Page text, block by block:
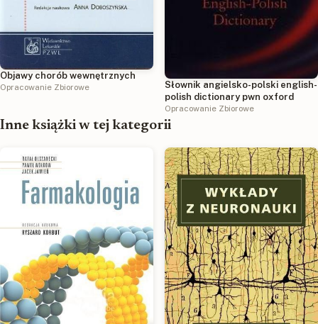
Objawy chorób wewnętrznych
Opracowanie Zbiorowe
Słownik angielsko-polski english-
polish dictionary pwn oxford
Opracowanie Zbiorowe
Inne książki w tej kategorii